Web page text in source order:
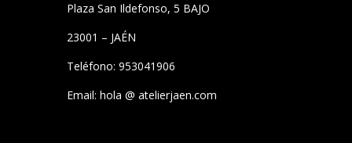
Plaza San Ildefonso, 5 BAJO
23001 – JAÉN
Teléfono: 953041906
Email: hola @ atelierjaen.com